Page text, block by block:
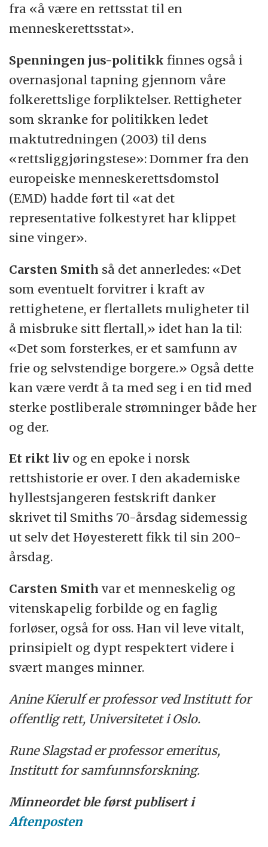
fra «å være en rettsstat til en
menneskerettsstat».
Spenningen jus-politikk finnes også i
overnasjonal tapning gjennom våre
folkerettslige forpliktelser. Rettigheter
som skranke for politikken ledet
maktutredningen (2003) til dens
«rettsliggjøringstese»: Dommer fra den
europeiske menneskerettsdomstol
(EMD) hadde ført til «at det
representative folkestyret har klippet
sine vinger».
Carsten Smith så det annerledes: «Det
som eventuelt forvitrer i kraft av
rettighetene, er flertallets muligheter til
å misbruke sitt flertall,» idet han la til:
«Det som forsterkes, er et samfunn av
frie og selvstendige borgere.» Også dette
kan være verdt å ta med seg i en tid med
sterke postliberale strømninger både her
og der.
Et rikt liv og en epoke i norsk
rettshistorie er over. I den akademiske
hyllestsjangeren festskrift danker
skrivet til Smiths 70-årsdag sidemessig
ut selv det Høyesterett fikk til sin 200-
årsdag.
Carsten Smith var et menneskelig og
vitenskapelig forbilde og en faglig
forløser, også for oss. Han vil leve vitalt,
prinsipielt og dypt respektert videre i
svært manges minner.
Anine Kierulf er professor ved Institutt for
offentlig rett, Universitetet i Oslo.
Rune Slagstad er professor emeritus,
Institutt for samfunnsforskning.
Minneordet ble først publisert i
Aftenposten